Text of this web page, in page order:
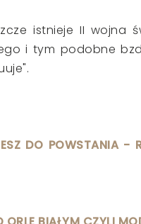
istnieje II wojna
i tym podobne
DO POWSTANIA -